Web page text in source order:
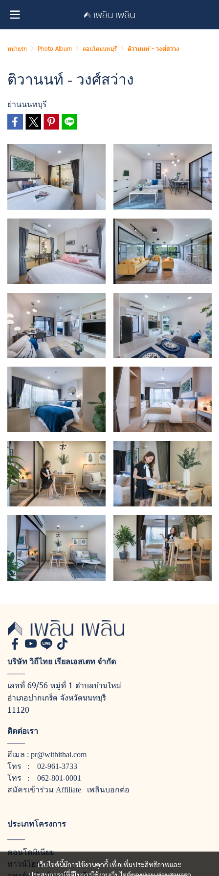
หน้าแรก Photo Album คอนโดนนทบุรี ติวานนท์ - วงศ์สว่าง
ติวานนท์ - วงศ์สว่าง
ย่านนนทบุรี
เว็บไซต์นี้มีการใช้งานคุกกี้ เพื่อเพิ่มประสิทธิภาพและ
บริษัท วิถีไทย เรียลเอสเตท จำกัด
เลขที่ 69/56 หมู่ที่ 1 ตำบลบ้านใหม่
อำเภอปากเกร็ด จังหวัดนนทบุรี
11120
ติดต่อเรา
อีเมล : pr@withithai.com
โทร : 02-961-3733
โทร : 062-801-0001
สมัครเข้าร่วม Affiliate เพลินบอกต่อ
ประเภทโครงการ
คอนโดมิเนียม
ทาวน์โฮม